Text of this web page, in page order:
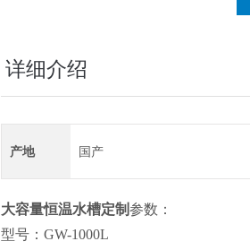
详细介绍
产地 国产
大容量恒温水槽定制参数：
型号：GW-1000L